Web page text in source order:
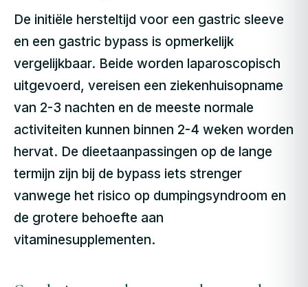
De initiële hersteltijd voor een gastric sleeve
en een gastric bypass is opmerkelijk
vergelijkbaar. Beide worden laparoscopisch
uitgevoerd, vereisen een ziekenhuisopname
van 2-3 nachten en de meeste normale
activiteiten kunnen binnen 2-4 weken worden
hervat. De dieetaanpassingen op de lange
termijn zijn bij de bypass iets strenger
vanwege het risico op dumpingsyndroom en
de grotere behoefte aan
vitaminesupplementen.